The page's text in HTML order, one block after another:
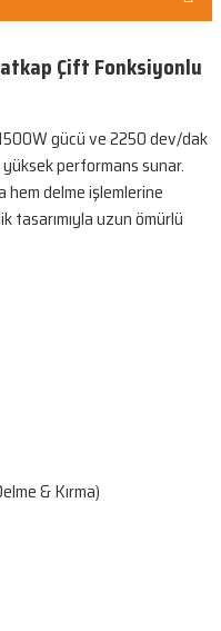
Çift Fonksiyonlu
gücü ve 2250 dev/dak
yüksek performans sunar.
hem delme işlemlerine
tasarımıyla uzun ömürlü
& Kırma)